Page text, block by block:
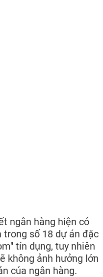
ngân hàng hiện có
số 18 dự án đặc
tín dụng, tuy nhiên
không ảnh hưởng lớn
của ngân hàng.